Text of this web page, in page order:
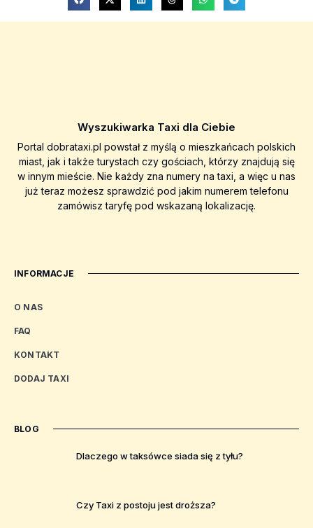
Wyszukiwarka Taxi dla Ciebie
Portal dobrataxi.pl powstał z myślą o mieszkańcach polskich
miast, jak i także turystach czy gościach, którzy znajdują się
w innym mieście. Nie każdy zna numery na taxi, a więc u nas
już teraz możesz sprawdzić pod jakim numerem telefonu
zamówisz taryfę pod wskazaną lokalizację.
INFORMACJE
O NAS
FAQ
KONTAKT
DODAJ TAXI
BLOG
Dlaczego w taksówce siada się z tyłu?
Czy Taxi z postoju jest droższa?